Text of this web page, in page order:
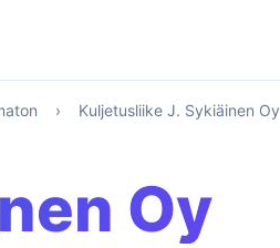
› Kuljetusliike J. Sykiäinen Oy
Oy